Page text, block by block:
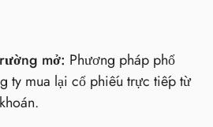
mở: Phương pháp phổ
ty mua lại cổ phiếu trực tiếp từ